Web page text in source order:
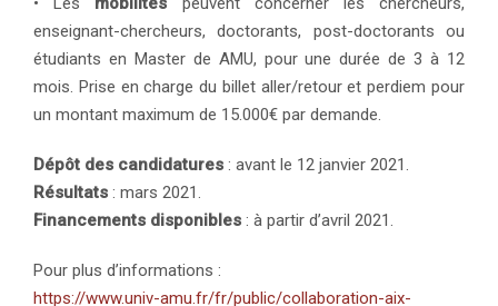
enseignant-chercheurs, doctorants, post-doctorants ou
étudiants en Master de AMU, pour une durée de 3 à 12
mois. Prise en charge du billet aller/retour et perdiem pour
un montant maximum de 15.000€ par demande.
Dépôt des candidatures : avant le 12 janvier 2021.
Résultats : mars 2021.
Financements disponibles : à partir d’avril 2021.
Pour plus d’informations :
https://www.univ-amu.fr/fr/public/collaboration-aix-